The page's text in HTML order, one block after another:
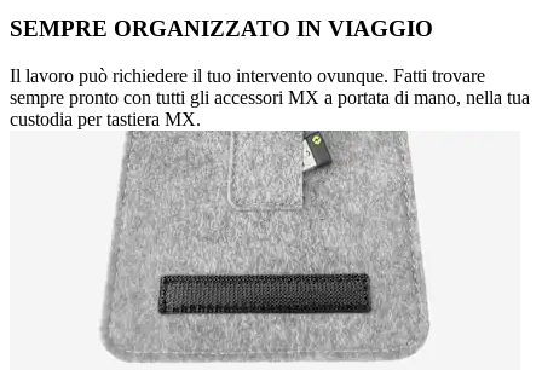
SEMPRE ORGANIZZATO IN VIAGGIO
Il lavoro può richiedere il tuo intervento ovunque. Fatti trovare
sempre pronto con tutti gli accessori MX a portata di mano, nella tua
custodia per tastiera MX.